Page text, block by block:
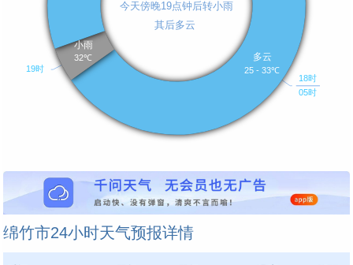
绵竹市24小时天气预报详情